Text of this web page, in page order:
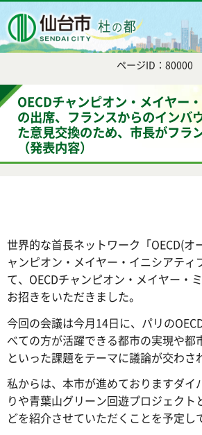
ページID：80000
OECDチャンピオン・メイヤー
の出席、フランスからのインバ
た意見交換のため、市長がフラ
（発表内容）
世界的な首長ネットワーク「OECD(オ
ャンピオン・メイヤー・イニシアティ
て、OECDチャンピオン・メイヤー・
お招きをいただきました。
今回の会議は今月14日に、パリの
べての方が活躍できる都市の実現や都
といった課題をテーマに議論が交わさ
私からは、本市が進めておりますダイ
りや青葉山グリーン回遊プロジェクト
どを紹介させていただくことを予定し